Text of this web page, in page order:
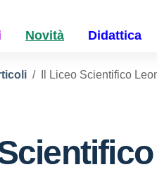
Novità Didattica
Il Liceo Scientifico